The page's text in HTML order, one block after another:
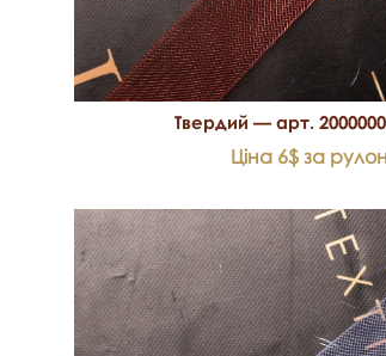
Твердий — арт.
Ціна 6$ за рулон